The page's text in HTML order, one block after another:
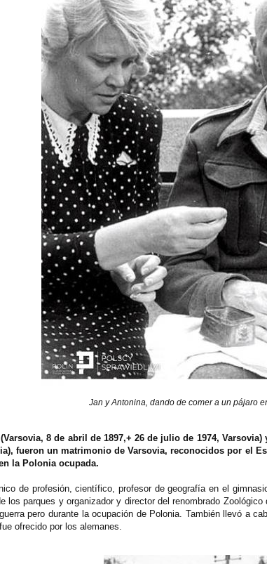
Jan y Antonina, dando de comer a un pájaro
8 de abril de 1897,+ 26 de julio de 1974,
fueron un matrimonio de Varsovia, reconocidos por el
la Polonia ocupada.
de profesión, científico, profesor de geografía en el
los parques y organizador y director del renombrado
pero durante la ocupación de Polonia. También llevó a
ofrecido por los alemanes.